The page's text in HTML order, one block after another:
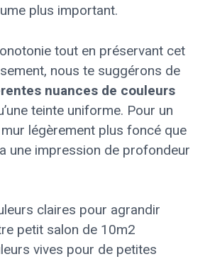
plus important.
tout en préservant cet
nous te suggérons de
nuances de couleurs
teinte uniforme. Pour un
mur légèrement plus foncé que
une impression de profondeur
vives pour de petites